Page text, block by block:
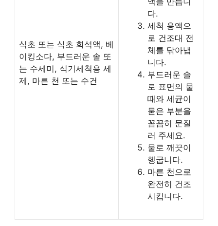
식초 또는 식초 희석액, 베
이킹소다, 부드러운 솔 또
는 수세미, 식기세척용 세
제, 마른 천 또는 수건
다.
세척 용액으
로 건조대 전
체를 닦아냅
니다.
부드러운 솔
로 표면의 물
때와 세균이
묻은 부분을
꼼꼼히 문질
러 주세요.
물로 깨끗이
헹굽니다.
마른 천으로
완전히 건조
시킵니다.